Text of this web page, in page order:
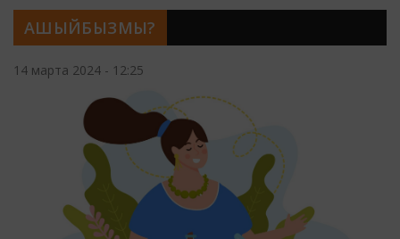
АШЫЙБЫЗМЫ?
14 марта 2024 - 12:25